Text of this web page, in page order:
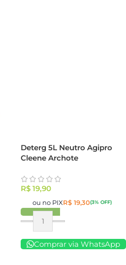
Deterg 5L Neutro Agipro
Cleene Archote
R$ 19,90
ou no PIXR$ 19,30(3% OFF)
Comprar via WhatsApp